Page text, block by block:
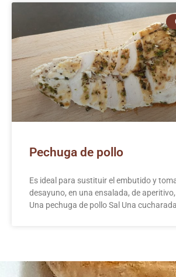
Pechuga de pollo
Es ideal para sustituir el embutido y
desayuno, en una ensalada, de
Una pechuga de pollo Sal Una